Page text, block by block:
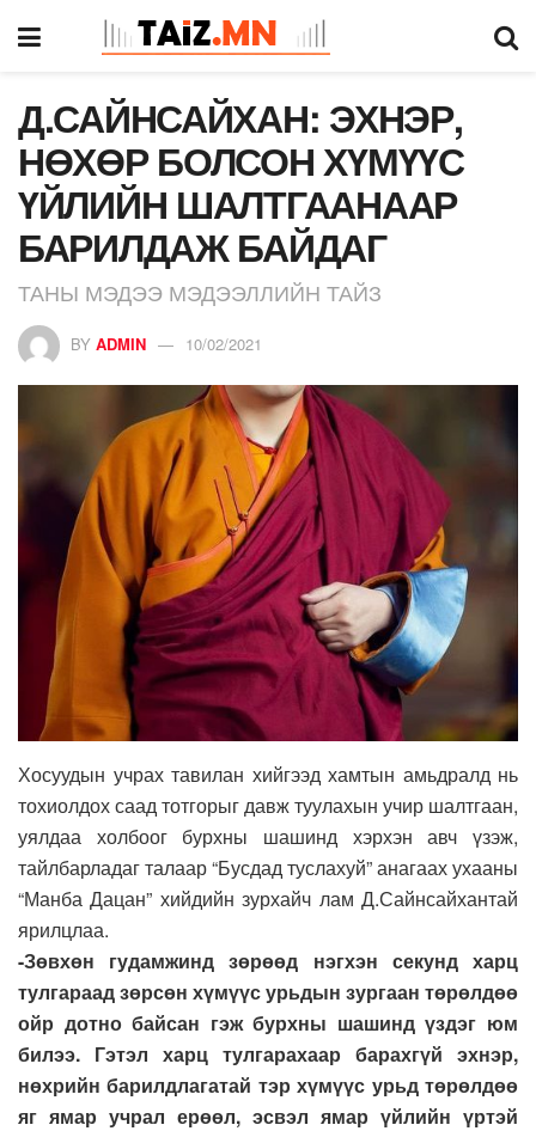
Д.САЙНСАЙХАН: ЭХНЭР,
НӨХӨР БОЛСОН ХҮМҮҮС
ҮЙЛИЙН ШАЛТГААНААР
БАРИЛДАЖ БАЙДАГ
ТАНЫ МЭДЭЭ МЭДЭЭЛЛИЙН ТАЙЗ
BY ADMIN 10/02/2021
Хосуудын учрах тавилан хийгээд хамтын амьдралд нь
тохиолдох саад тотгорыг давж туулахын учир шалтгаан,
уялдаа холбоог бурхны шашинд хэрхэн авч үзэж,
тайлбарладаг талаар “Бусдад туслахуй” анагаах ухааны
“Манба Дацан” хийдийн зурхайч лам Д.Сайнсайхантай
ярилцлаа.
-Зөвхөн гудамжинд зөрөөд нэгхэн секунд харц
тулгараад зөрсөн хүмүүс урьдын зургаан төрөлдөө
ойр дотно байсан гэж бурхны шашинд үздэг юм
билээ. Гэтэл харц тулгарахаар барахгүй эхнэр,
нөхрийн барилдлагатай тэр хүмүүс урьд төрөлдөө
яг ямар учрал ерөөл, эсвэл ямар үйлийн үртэй